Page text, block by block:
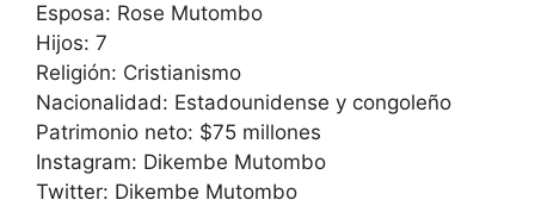
Esposa: Rose Mutombo
Hijos: 7
Religión: Cristianismo
Nacionalidad: Estadounidense y congoleño
Patrimonio neto: $75 millones
Instagram: Dikembe Mutombo
Twitter: Dikembe Mutombo